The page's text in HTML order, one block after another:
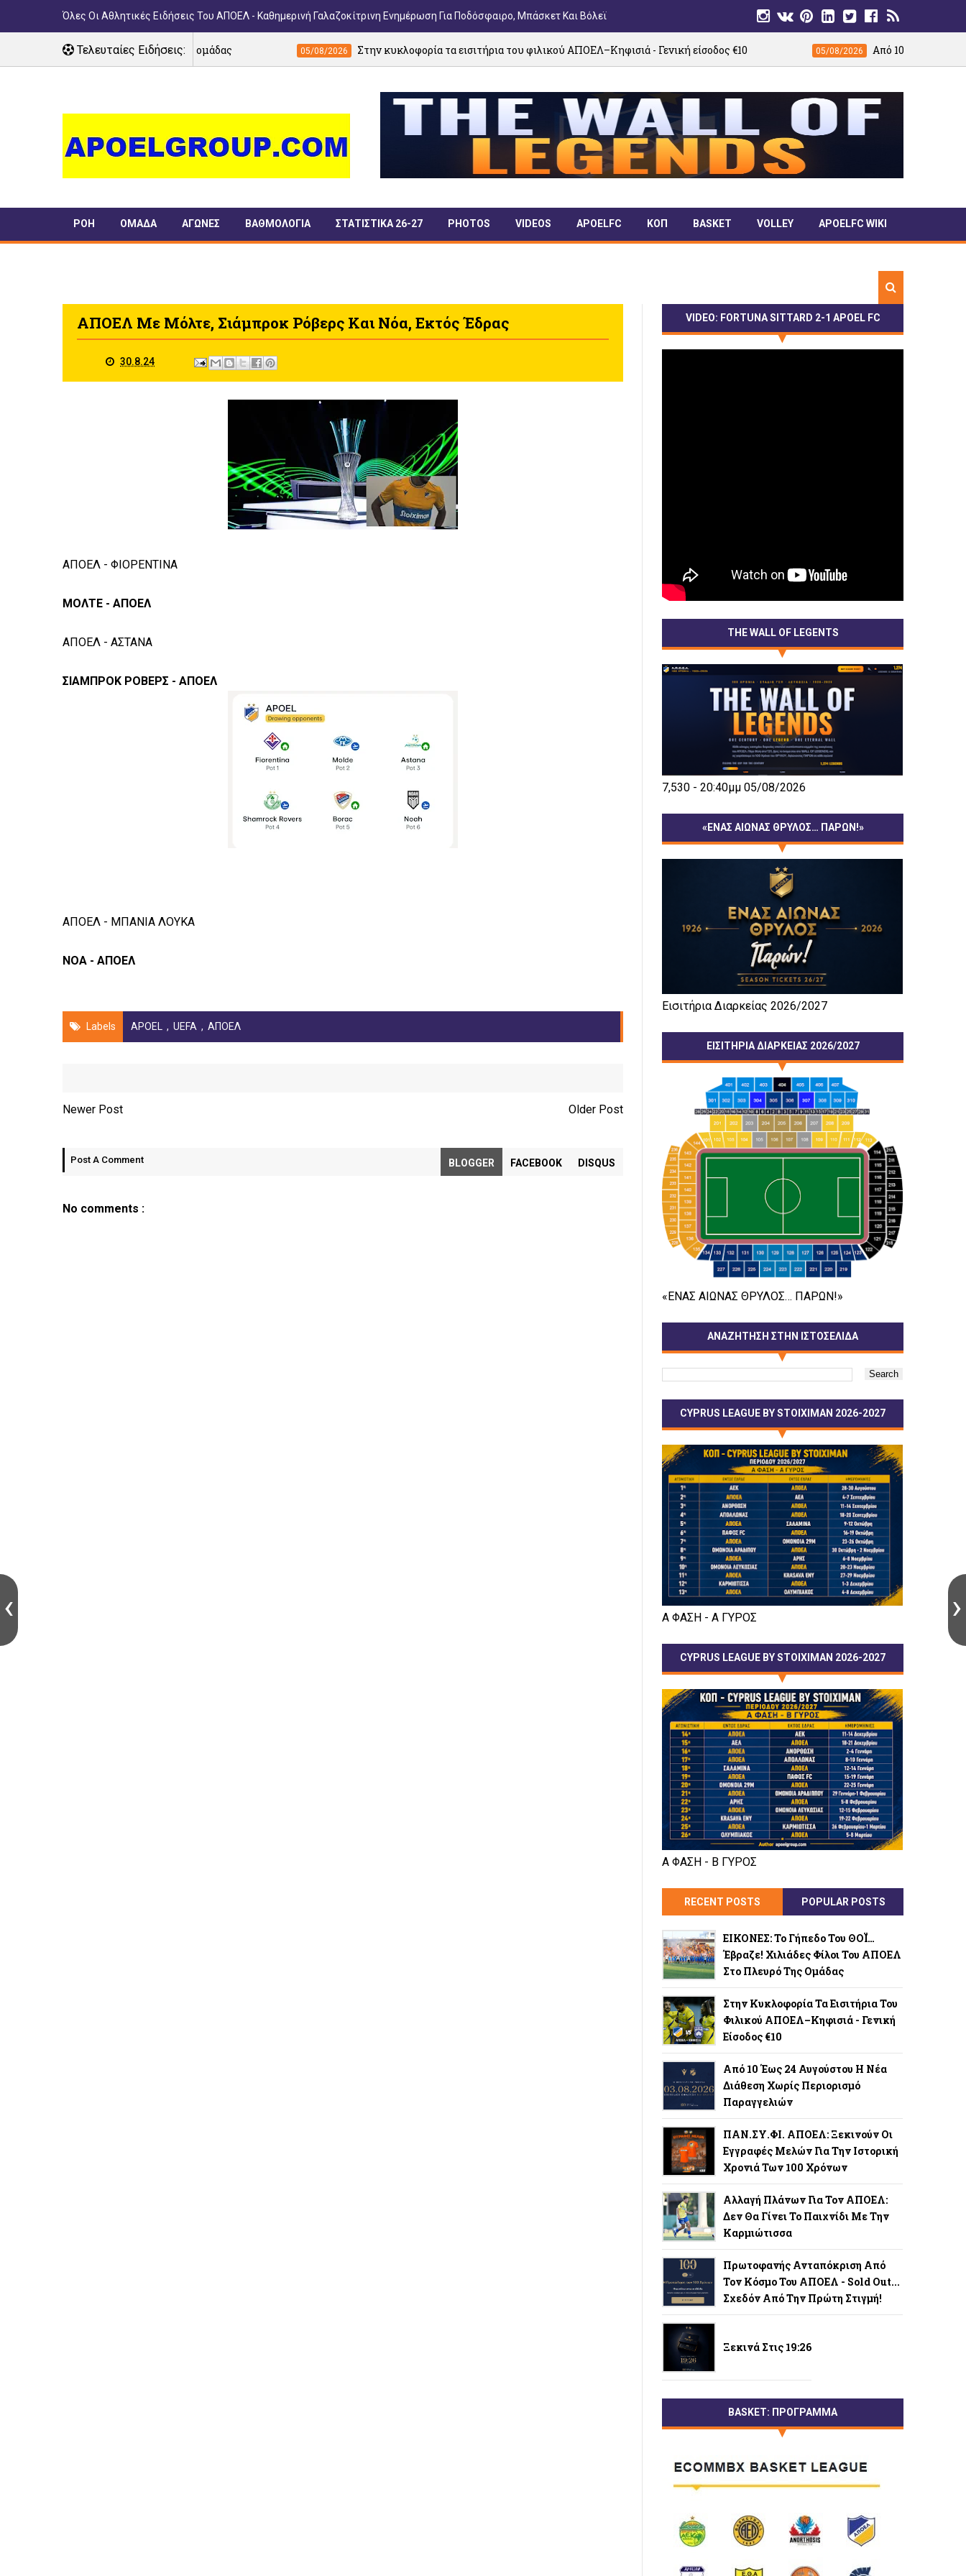
Όλες Οι Αθλητικές Ειδήσεις Του ΑΠΟΕΛ - Καθημερινή Γαλαζοκίτρινη Ενημέρωση Για Ποδόσφαιρο, Μπάσκετ Και Βόλεϊ
Τελευταίες Ειδήσεις:
ΑΠΟΕΛ στο πλευρό της ομάδας 05/08/2026 Στην κυκλοφορία τα εισιτήρια του φιλικού ΑΠΟΕΛ–Κηφισιά - Γενική είσοδος €10 05/08/2026 Από 10 έως 24 Αυγούστου η νέα
ΡΟΗ ΟΜΑΔΑ ΑΓΩΝΕΣ ΒΑΘΜΟΛΟΓΙΑ ΣΤΑΤΙΣΤΙΚΑ 26-27 PHOTOS VIDEOS APOELFC ΚΟΠ BASKET VOLLEY APOELFC WIKI
ΑΠΟΕΛ Με Μόλτε, Σιάμπροκ Ρόβερς Και Νόα, Εκτός Έδρας
30.8.24
ΑΠΟΕΛ - ΦΙΟΡΕΝΤΙΝΑ
ΜΟΛΤΕ - ΑΠΟΕΛ
ΑΠΟΕΛ - ΑΣΤΑΝΑ
ΣΙΑΜΠΡΟΚ ΡΟΒΕΡΣ - ΑΠΟΕΛ
ΑΠΟΕΛ - ΜΠΑΝΙΑ ΛΟΥΚΑ
ΝΟΑ - ΑΠΟΕΛ
Labels APOEL , UEFA , ΑΠΟΕΛ
Newer Post Older Post
Post A Comment BLOGGER FACEBOOK DISQUS
No comments :
VIDEO: FORTUNA SITTARD 2-1 APOEL FC
THE WALL OF LEGENTS
7,530 - 20:40μμ 05/08/2026
«ΕΝΑΣ ΑΙΩΝΑΣ ΘΡΥΛΟΣ… ΠΑΡΩΝ!»
Εισιτήρια Διαρκείας 2026/2027
ΕΙΣΙΤΗΡΙΑ ΔΙΑΡΚΕΙΑΣ 2026/2027
«ΕΝΑΣ ΑΙΩΝΑΣ ΘΡΥΛΟΣ… ΠΑΡΩΝ!»
ΑΝΑΖΗΤΗΣΗ ΣΤΗΝ ΙΣΤΟΣΕΛΙΔΑ
CYPRUS LEAGUE BY STOIXIMAN 2026-2027
Α ΦΑΣΗ - Α ΓΥΡΟΣ
CYPRUS LEAGUE BY STOIXIMAN 2026-2027
Α ΦΑΣΗ - Β ΓΥΡΟΣ
RECENT POSTS POPULAR POSTS
ΕΙΚΟΝΕΣ: Το Γήπεδο Του ΘΟΪ…
Έβραζε! Χιλιάδες Φίλοι Του ΑΠΟΕΛ
Στο Πλευρό Της Ομάδας
Στην Κυκλοφορία Τα Εισιτήρια Του
Φιλικού ΑΠΟΕΛ–Κηφισιά - Γενική
Είσοδος €10
Από 10 Έως 24 Αυγούστου Η Νέα
Διάθεση Χωρίς Περιορισμό
Παραγγελιών
ΠΑΝ.ΣΥ.ΦΙ. ΑΠΟΕΛ: Ξεκινούν Οι
Εγγραφές Μελών Για Την Ιστορική
Χρονιά Των 100 Χρόνων
Αλλαγή Πλάνων Για Τον ΑΠΟΕΛ:
Δεν Θα Γίνει Το Παιχνίδι Με Την
Καρμιώτισσα
Πρωτοφανής Ανταπόκριση Από
Τον Κόσμο Του ΑΠΟΕΛ - Sold Out...
Σχεδόν Από Την Πρώτη Στιγμή!
Ξεκινά Στις 19:26
BASKET: ΠΡΟΓΡΑΜΜΑ